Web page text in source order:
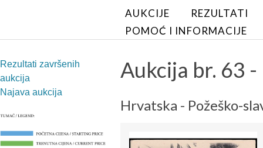
AUKCIJE
REZULTATI
POMOĆ I INFORMACIJE
Rezultati završenih
aukcija
Najava aukcija
Aukcija br. 63
Hrvatska - Požeško-